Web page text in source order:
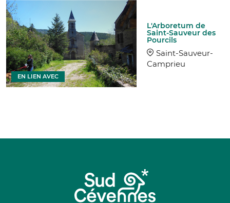
L'Arboretum de
Saint-Sauveur des
Pourcils
Saint-Sauveur-
Camprieu
EN LIEN AVEC